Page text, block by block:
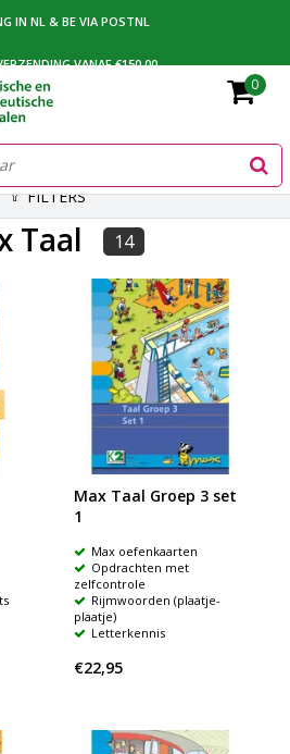
IN NL & BE VIA POSTNL
VANAF €150,00
BANCONTACT OF FACTUUR
0
FILTERS
Taal 14
Max Taal Groep 3 set
1
Max oefenkaarten
Opdrachten met
zelfcontrole
Rijmwoorden (plaatje-
plaatje)
Letterkennis
€22,95